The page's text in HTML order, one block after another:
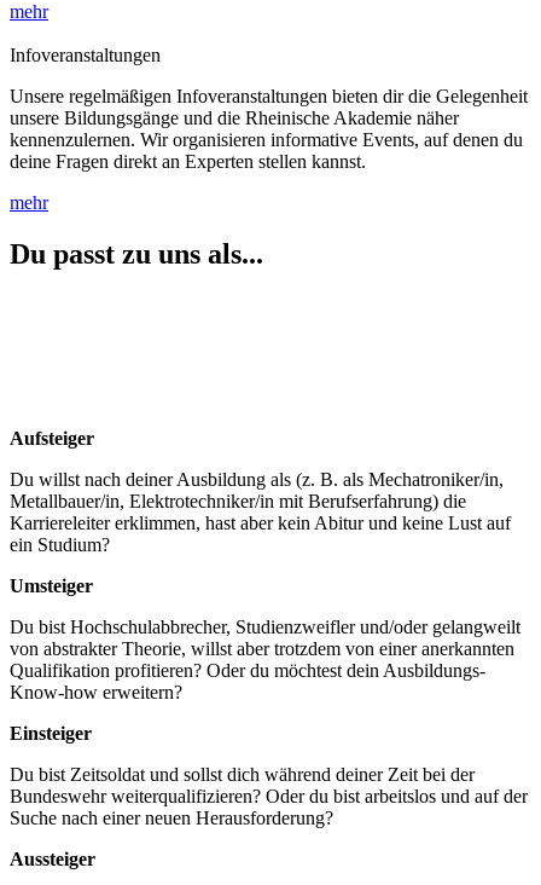
mehr
Infoveranstaltungen
Unsere regelmäßigen Infoveranstaltungen bieten dir die Gelegenheit
unsere Bildungsgänge und die Rheinische Akademie näher
kennenzulernen. Wir organisieren informative Events, auf denen du
deine Fragen direkt an Experten stellen kannst.
mehr
Du passt zu uns als...
Aufsteiger
Du willst nach deiner Ausbildung als (z. B. als Mechatroniker/in,
Metallbauer/in, Elektrotechniker/in mit Berufserfahrung) die
Karriereleiter erklimmen, hast aber kein Abitur und keine Lust auf
ein Studium?
Umsteiger
Du bist Hochschulabbrecher, Studienzweifler und/oder gelangweilt
von abstrakter Theorie, willst aber trotzdem von einer anerkannten
Qualifikation profitieren? Oder du möchtest dein Ausbildungs-
Know-how erweitern?
Einsteiger
Du bist Zeitsoldat und sollst dich während deiner Zeit bei der
Bundeswehr weiterqualifizieren? Oder du bist arbeitslos und auf der
Suche nach einer neuen Herausforderung?
Aussteiger